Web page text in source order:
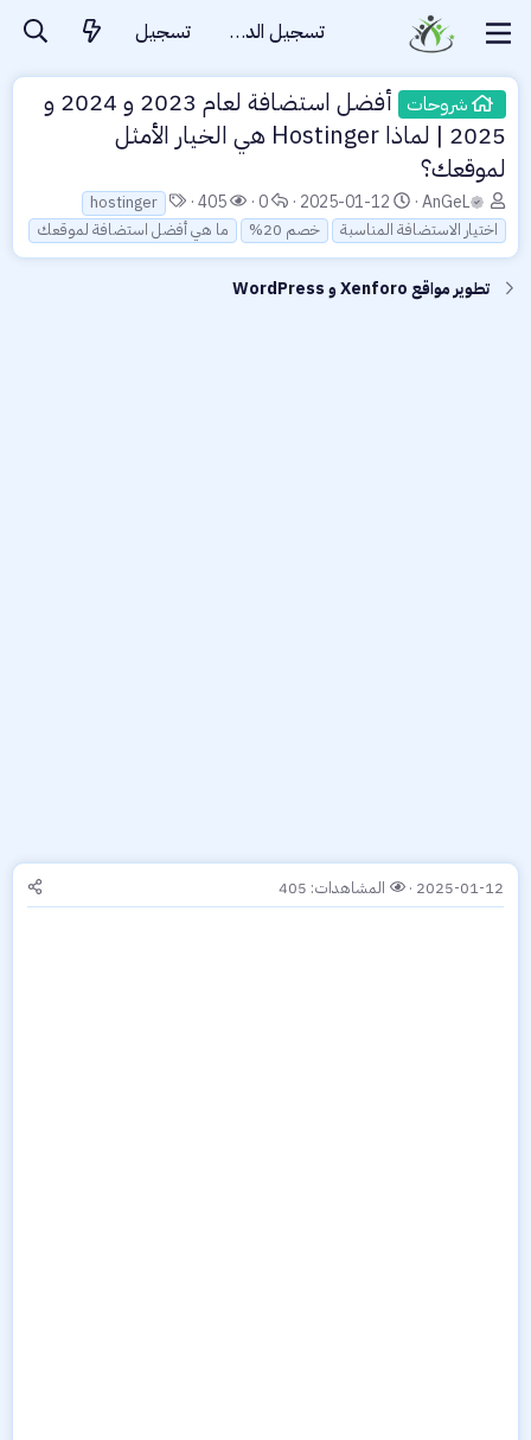
تسجيل الدخول تسجيل
شروحات
أفضل استضافة لعام 2023 و 2024 و
2025 | لماذا Hostinger هي الخيار الأمثل
لموقعك؟
ب
ا
د
ا
AnGeL
ت
ا
ر
خ
2025-01-12
ا
ل
ر
و
0
ا
ل
م
405
ا
ل
و
hostinger
اختيار الاستضافة المناسبة
خصم 20% ما هي أفضل استضافة لموقعك
تطوير مواقع Xenforo و WordPress
2025-01-12 المشاهدات: 405